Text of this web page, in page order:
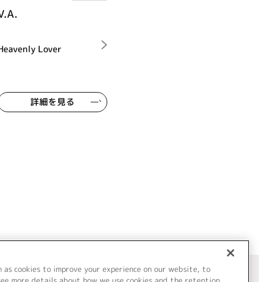
Lover
詳細を見る
cookies to improve your experience on our website, to